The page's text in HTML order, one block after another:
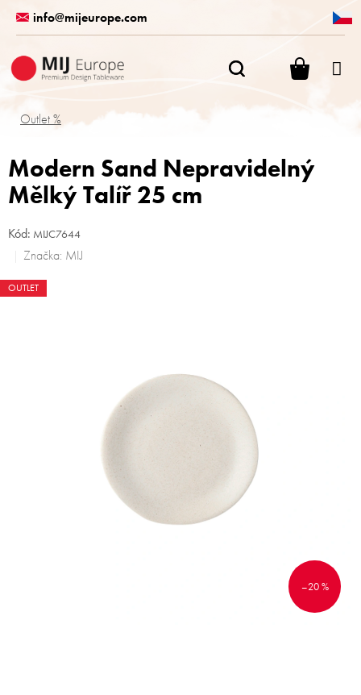
obsah
info@mijeurope.com
Outlet %
Modern Sand Nepravidelný
Mělký Talíř 25 cm
Kód: MIJC7644
Značka: MIJ
–20 %
OUTLET